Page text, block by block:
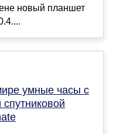
новый планшет
умные часы с